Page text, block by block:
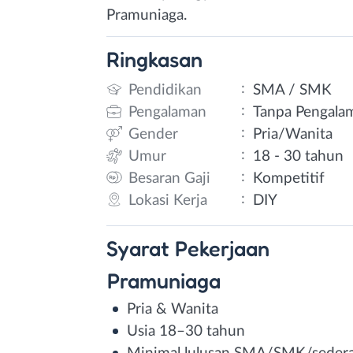
Pramuniaga.
Ringkasan
Pendidikan : SMA / SMK
Pengalaman
: Tanpa
Gender
:
Pria/Wanita
Umur
:
18 - 30 tahun
Besaran Gaji
:
Kompetitif
Lokasi Kerja
: DIY
Syarat Pekerjaan
Pramuniaga
Pria & Wanita
Usia 18–30 tahun